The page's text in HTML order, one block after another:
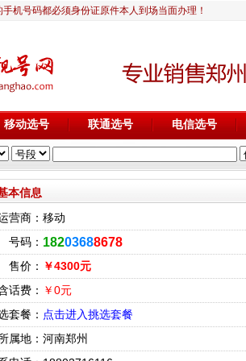
机号码都必须身份证原件本人到场当面办理！
移动选号 联通选号 电信选号
本信息
营商： 移动
号码： 18203688678
售价： ￥4300元
话费： ￥0元
套餐： 点击进入挑选套餐
属地： 河南郑州